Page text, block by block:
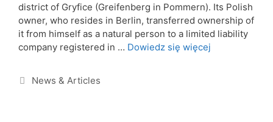
district of Gryfice (Greifenberg in Pommern). Its Polish
owner, who resides in Berlin, transferred ownership of
it from himself as a natural person to a limited liability
company registered in … Dowiedz się więcej
News & Articles